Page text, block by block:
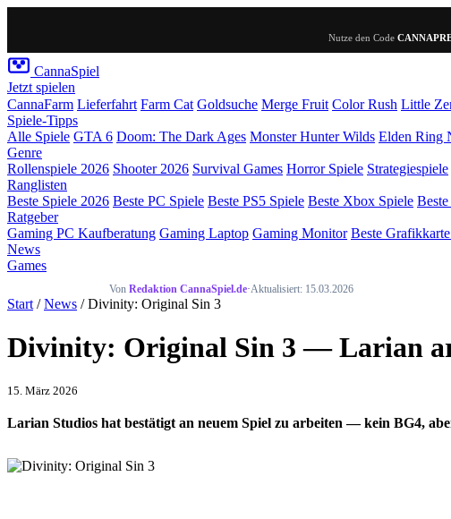
Nutze den Code
CannaSpiel
Jetzt spielen
CannaFarm Lieferfahrt Farm Cat Goldsuche Merge Fruit Color Rush Little
Spiele-Tipps
Alle Spiele GTA 6 Doom: The Dark Ages Monster Hunter Wilds Elden Ring
Genre
Rollenspiele 2026 Shooter 2026 Survival Games Horror Spiele Strategiespiele
Ranglisten
Beste Spiele 2026 Beste PC Spiele Beste PS5 Spiele Beste Xbox Spiele
Ratgeber
Gaming PC Kaufberatung Gaming Laptop Gaming Monitor Beste
News
Games
Von Redaktion CannaSpiel.de·Aktualisiert: 15.03.2026
Start /News / Divinity: Original Sin 3
Divinity: Original Sin 3 — Larian
15. März 2026
Larian Studios hat bestätigt an neuem Spiel zu arbeiten — kein BG4,